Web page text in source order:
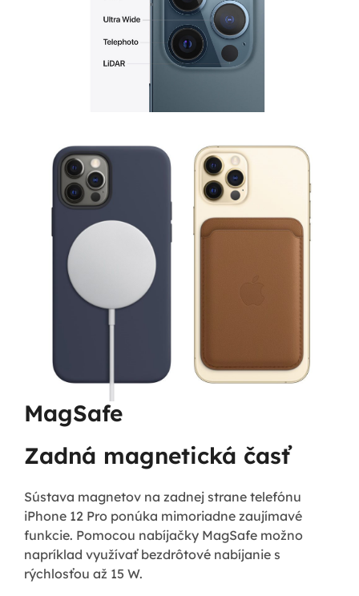
MagSafe
Zadná magnetická časť
Sústava magnetov na zadnej strane telefónu
iPhone 12 Pro ponúka mimoriadne zaujímavé
funkcie. Pomocou nabíjačky MagSafe možno
napríklad využívať bezdrôtové nabíjanie s
rýchlosťou až 15 W.